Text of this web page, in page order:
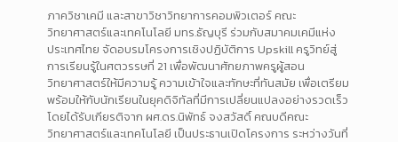
ภาควิชาเคมี และสาขาวิชาวิทยาการคอมพิวเตอร์ คณะ
วิทยาศาสตร์และเทคโนโลยี มทร.ธัญบุรี ร่วมกับสมาคมเคมีแห่ง
ประเทศไทย จัดอบรมโครงการเชิงปฏิบัติการ Upskill ครูวิทย์สู่
การเรียนรู้ในศตวรรษที่ 21 เพื่อพัฒนาศักยภาพครูผู้สอน
วิทยาศาสตร์ให้มีความรู้ ความเข้าใจและทักษะที่ทันสมัย เพื่อเตรียม
พร้อมให้กับนักเรียนในยุคดิจิทัลที่มีการเปลี่ยนแปลงอย่างรวดเร็ว
โดยได้รับเกียรติจาก ผศ.ดร.นิพัทธ์ จงสวัสดิ์ คณบดีคณะ
วิทยาศาสตร์และเทคโนโลยี เป็นประธานเปิดโครงการ ระหว่างวันที่